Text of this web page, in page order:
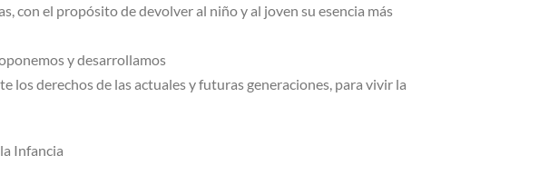
con el propósito de devolver al niño y al joven su esencia más
y desarrollamos
derechos de las actuales y futuras generaciones, para vivir la
Infancia